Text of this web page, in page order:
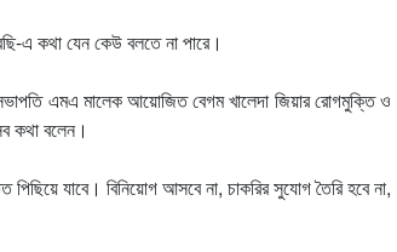
এ কথা যেন কেউ বলতে না পারে।
এমএ মালেক আয়োজিত বেগম খালেদা জিয়ার রোগমুক্তি ও
কথা বলেন।
পিছিয়ে যাবে। বিনিয়োগ আসবে না, চাকরির সুযোগ তৈরি হবে না,